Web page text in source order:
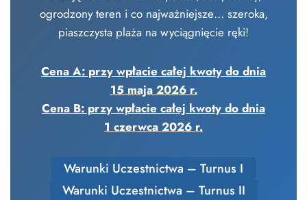
ogrodzony teren i co najważniejsze… szeroka,
piaszczysta plaża na wyciągnięcie ręki!
Cena A: przy wpłacie całej kwoty do dnia
15 maja 2026 r.
Cena B: przy wpłacie całej kwoty do dnia
1 czerwca 2026 r.
Warunki Uczestnictwa – Turnus I
Warunki Uczestnictwa – Turnus II